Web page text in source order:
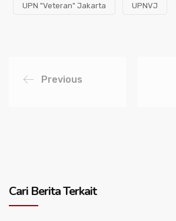
UPN "Veteran" Jakarta UPNVJ
Previous
Cari Berita Terkait